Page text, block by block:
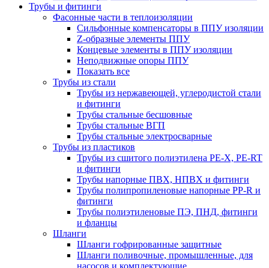
Трубы и фитинги
Фасонные части в теплоизоляции
Cильфонные компенсаторы в ППУ изоляции
Z-образные элементы ППУ
Концевые элементы в ППУ изоляции
Неподвижные опоры ППУ
Показать все
Трубы из стали
Трубы из нержавеющей, углеродистой стали
и фитинги
Трубы стальные бесшовные
Трубы стальные ВГП
Трубы стальные электросварные
Трубы из пластиков
Трубы из сшитого полиэтилена PE-X, PE-RT
и фитинги
Трубы напорные ПВХ, НПВХ и фитинги
Трубы полипропиленовые напорные PP-R и
фитинги
Трубы полиэтиленовые ПЭ, ПНД, фитинги
и фланцы
Шланги
Шланги гофрированные защитные
Шланги поливочные, промышленные, для
насосов и комплектующие